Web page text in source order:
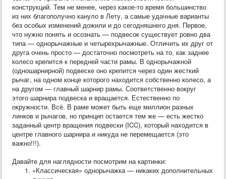
конструкций. Тем не менее, через какое-то время большинство
из них благополучно кануло в Лету, а самые удачные варианты
без особых изменений дожили и до сегодняшнего дня. Первое,
что нужно понять и осознать — подвесок существует ровно два
типа — однорычажные и четырехрычажные. Отличить их друг от
друга очень просто — достаточно посмотреть на то, как заднее
колесо крепится к передней части рамы. В однорычажной
(одношарнирной) подвеске оно крепится через один жесткий
рычаг, на одном конце которого находится собственно колесо, а
на другом — главный шарнир рамы. Соответственно вокруг
этого шарнира подвеска и вращается. Естественно по
окружности. Всё. В раме может быть еще миллион разных
линков и рычагов, но принцип остается тем же — есть жестко
заданный центр вращения подвески (ICC), который находится в
центре главного шарнира и никуда не перемещается (это
важно!!!).
Давайте для наглядности посмотрим на картинки:
«Классическая» однорычажка — никаких дополнительных